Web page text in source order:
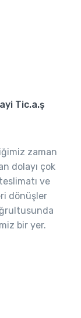
Tic.a.ş
zaman
dolayı çok
ve
dönüşler
bir yer.